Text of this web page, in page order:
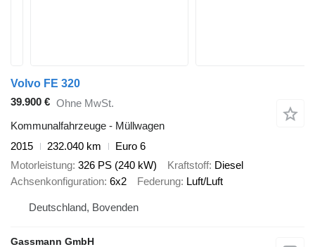
Volvo FE 320
39.900 € Ohne MwSt.
Kommunalfahrzeuge - Müllwagen
2015
232.040 km
Euro 6
Motorleistung 326 PS (240 kW) Kraftstoff Diesel
Achsenkonfiguration 6x2 Federung Luft/Luft
Deutschland, Bovenden
Gassmann GmbH